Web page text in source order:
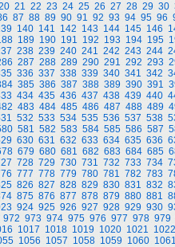
21 22 23 24 25 26 27 28 29 30
87 88 89 90 91 92 93 94 95 96
140 141 142 143 144 145 146
189 190 191 192 193 194 195
238 239 240 241 242 243 244
287 288 289 290 291 292 293
336 337 338 339 340 341 342
385 386 387 388 389 390 391
434 435 436 437 438 439 440
483 484 485 486 487 488 489
532 533 534 535 536 537 538
581 582 583 584 585 586 587
630 631 632 633 634 635 636
679 680 681 682 683 684 685
728 729 730 731 732 733 734
777 778 779 780 781 782 783
826 827 828 829 830 831 832
875 876 877 878 879 880 881
924 925 926 927 928 929 930
972 973 974 975 976 977 978 979
1017 1018 1019 1020 1021 1022
1056 1057 1058 1059 1060